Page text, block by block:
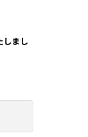
しまし